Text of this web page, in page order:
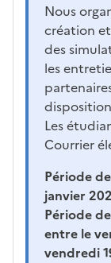
Nous
création
des
les
Les
Courrier
Période
janvier
Période
entre le
vendredi